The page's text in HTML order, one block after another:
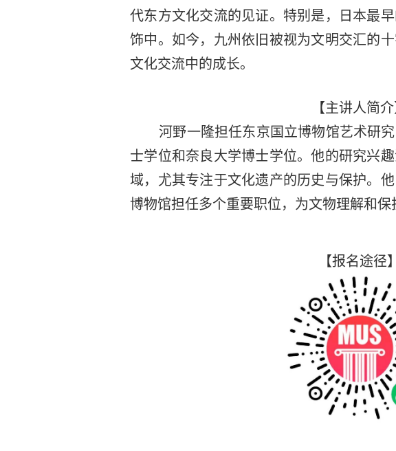
代东方文化交流的见证。特别是，日本最
饰中。如今，九州依旧被视为文明交汇的
文化交流中的成长。
【主讲人简介
河野一隆担任东京国立博物馆艺术研
士学位和奈良大学博士学位。他的研究兴
域，尤其专注于文化遗产的历史与保护。
博物馆担任多个重要职位，为文物理解和保
【报名途径】